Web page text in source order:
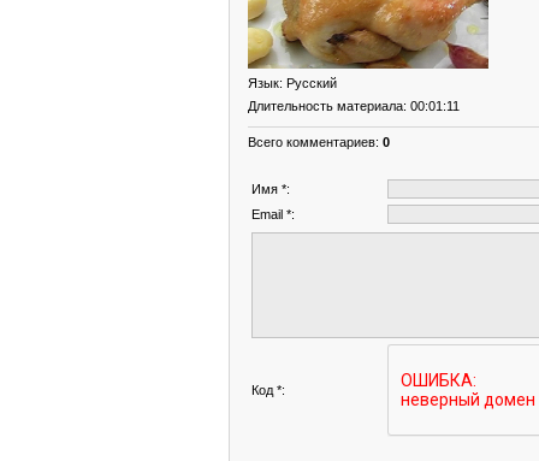
Язык: Русский
Длительность материала: 00:01:11
Всего комментариев: 0
Имя *:
Email *:
Код *: